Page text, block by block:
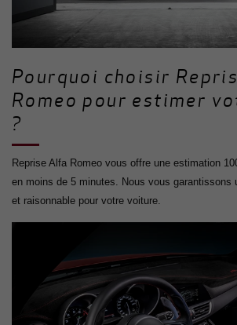
Pourquoi choisir
Romeo pour estimer
?
Reprise Alfa Romeo vous offre une estimation
en moins de 5 minutes. Nous vous garantissons
et raisonnable pour votre voiture.